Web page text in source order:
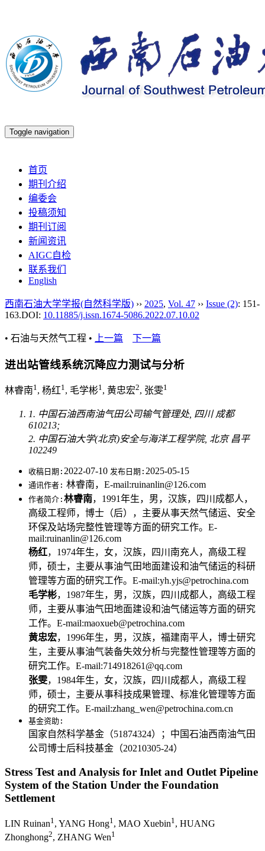
Toggle navigation
首页
期刊介绍
编委会
投稿须知
期刊订阅
新闻资讯
AIGC自检
联系我们
English
西南石油大学学报(自然科学版) ›› 2025, Vol. 47 ›› Issue (2): 151-
163.DOI: 10.11885/j.issn.1674-5086.2022.07.10.02
• 石油与天然气工程 • 上一篇 下一篇
进出站管线系统沉降应力测试与分析
林睿南1, 杨红1, 毛学彬1, 黄忠宏2, 张雯1
1. 中国石油西南油气田公司输气管理处, 四川 成都
610213;
2. 中国石油大学(北京)安全与海洋工程学院, 北京 昌平
102249
收稿日期: 2022-07-10 发布日期: 2025-05-15
通讯作者: 林睿南，E-mail:ruinanlin@126.com
作者简介: 林睿南，1991年生，男，汉族，四川成都人，
高级工程师，博士（后），主要从事天然气储运、安全
环保及站场完整性管理等方面的研究工作。E-
mail:ruinanlin@126.com
杨红，1974年生，女，汉族，四川南充人，高级工程
师，硕士，主要从事油气田地面建设和油气储运的科研
管理等方面的研究工作。E-mail:yh.yjs@petrochina.com
毛学彬，1987年生，男，汉族，四川成都人，高级工程
师，主要从事油气田地面建设和油气储运等方面的研究
工作。E-mail:maoxueb@petrochina.com
黄忠宏，1996年生，男，汉族，福建南平人，博士研究
生，主要从事油气装备失效分析与完整性管理等方面的
研究工作。E-mail:714918261@qq.com
张雯，1984年生，女，汉族，四川成都人，高级工程
师，硕士，主要从事科技成果管理、标准化管理等方面
的研究工作。E-mail:zhang_wen@petrochina.com.cn
基金资助:
国家自然科学基金（51874324）；中国石油西南油气田
公司博士后科技基金（20210305-24）
Stress Test and Analysis for Inlet and Outlet Pipeline
System of the Station Under the Foundation
Settlement
LIN Ruinan1 , YANG Hong1 , MAO Xuebin1 , HUANG
Zhonghong2, ZHANG Wen1